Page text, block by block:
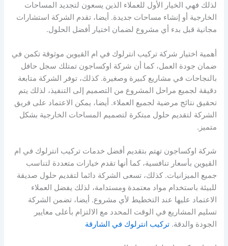
لذلك فهي الخيار الأول للعملاء الذين يسعون لتجديد المساحات
الخارجية أو إنشاء مساحات جديدة. أيضا، تقدم الشركة استشارات
مجانية قبل بدء أي مشروع لضمان اختيار أفضل الحلول.
أهمية اختيار شركة تركيب انترلوك في ام القيوين موثوقة تكمن في
ضمان جودة العمل، كما أن شركة اوكساجون تمتلك سجل حافل
بالنجاحات في مشاريع كبيرة وصغيرة. كذلك، توفر الشركة متابعة
دقيقة لجميع مراحل المشروع من التصميم إلى التنفيذ، لذلك يتم
تحقيق نتائج مرضية لجميع العملاء. أيضا، يمكن الاعتماد على فريق
الشركة لتقديم حلول مبتكرة لتصميم المساحات الخارجية بشكل
متميز.
شركة اوكساجون تهتم بتقديم أفضل خدمات تركيب انترلوك في ام
القيوين بأسعار تنافسية، كما أنها تقدم خيارات متعددة لتناسب
جميع الميزانيات. كذلك، تسعى الشركة دائما لتقديم حلول صديقة
للبيئة باستخدام مواد معتمدة ومستدامة، لذلك يفضل العملاء
الاعتماد عليها عند التخطيط لأي مشروع. أيضا، تضمن الشركة
تسليم المشاريع في الوقت المحدد مع الالتزام بأعلى معايير
الجودة والدقة.تركيب انترلوك في الشارقة